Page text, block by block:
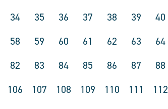
34 35 36 37 38 39 40
58 59 60 61 62 63 64
82 83 84 85 86 87 88
106 107 108 109 110 111 112